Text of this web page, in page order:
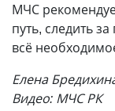
МЧС
путь, следить
всё
Елена
Видео: МЧС РК